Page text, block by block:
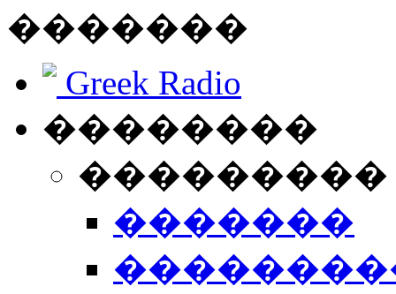
�������
Greek Radio
��������
�������